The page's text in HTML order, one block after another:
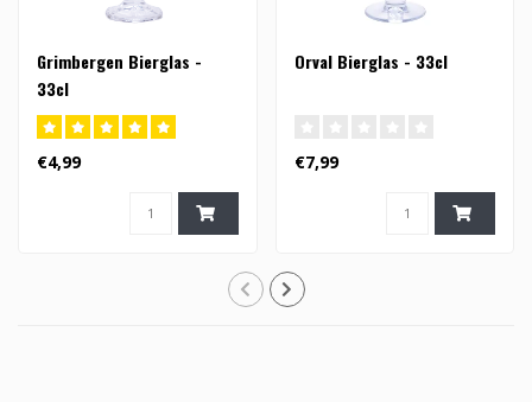
Grimbergen Bierglas -
33cl
€4,99
Orval Bierglas - 33cl
€7,99